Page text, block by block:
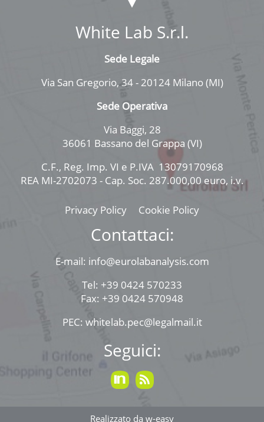
White Lab S.r.l.
Sede Legale
Via San Gregorio, 34 - 20124 Milano (MI)
Sede Operativa
Via Baggi, 28
36061 Bassano del Grappa (VI)
C.F., Reg. Imp. VI e P.IVA 13079170968
REA MI-2702073 - Cap. Soc. 287.000,00 euro, i.v.
Privacy Policy Cookie Policy
Contattaci:
E-mail: info@eurolabanalysis.com
Tel: +39 0424 570233
Fax: +39 0424 570948
PEC: whitelab.pec@legalmail.it
Seguici:
Realizzato da w-easy